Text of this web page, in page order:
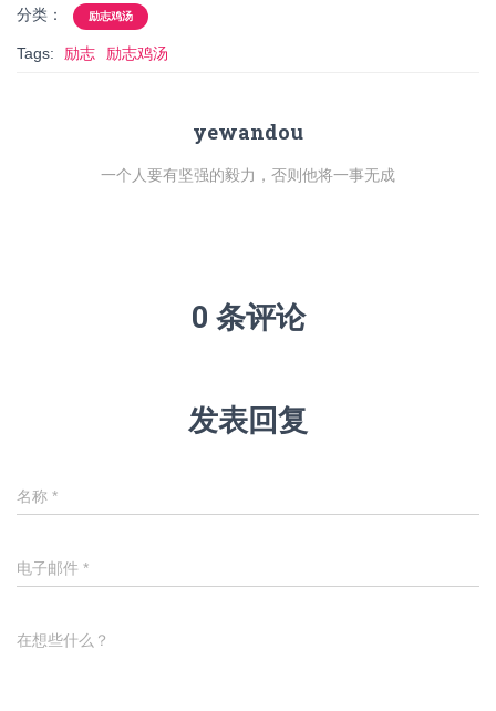
分类： 励志鸡汤
Tags: 励志 励志鸡汤
yewandou
一个人要有坚强的毅力，否则他将一事无成
0 条评论
发表回复
名称 *
电子邮件 *
在想些什么？